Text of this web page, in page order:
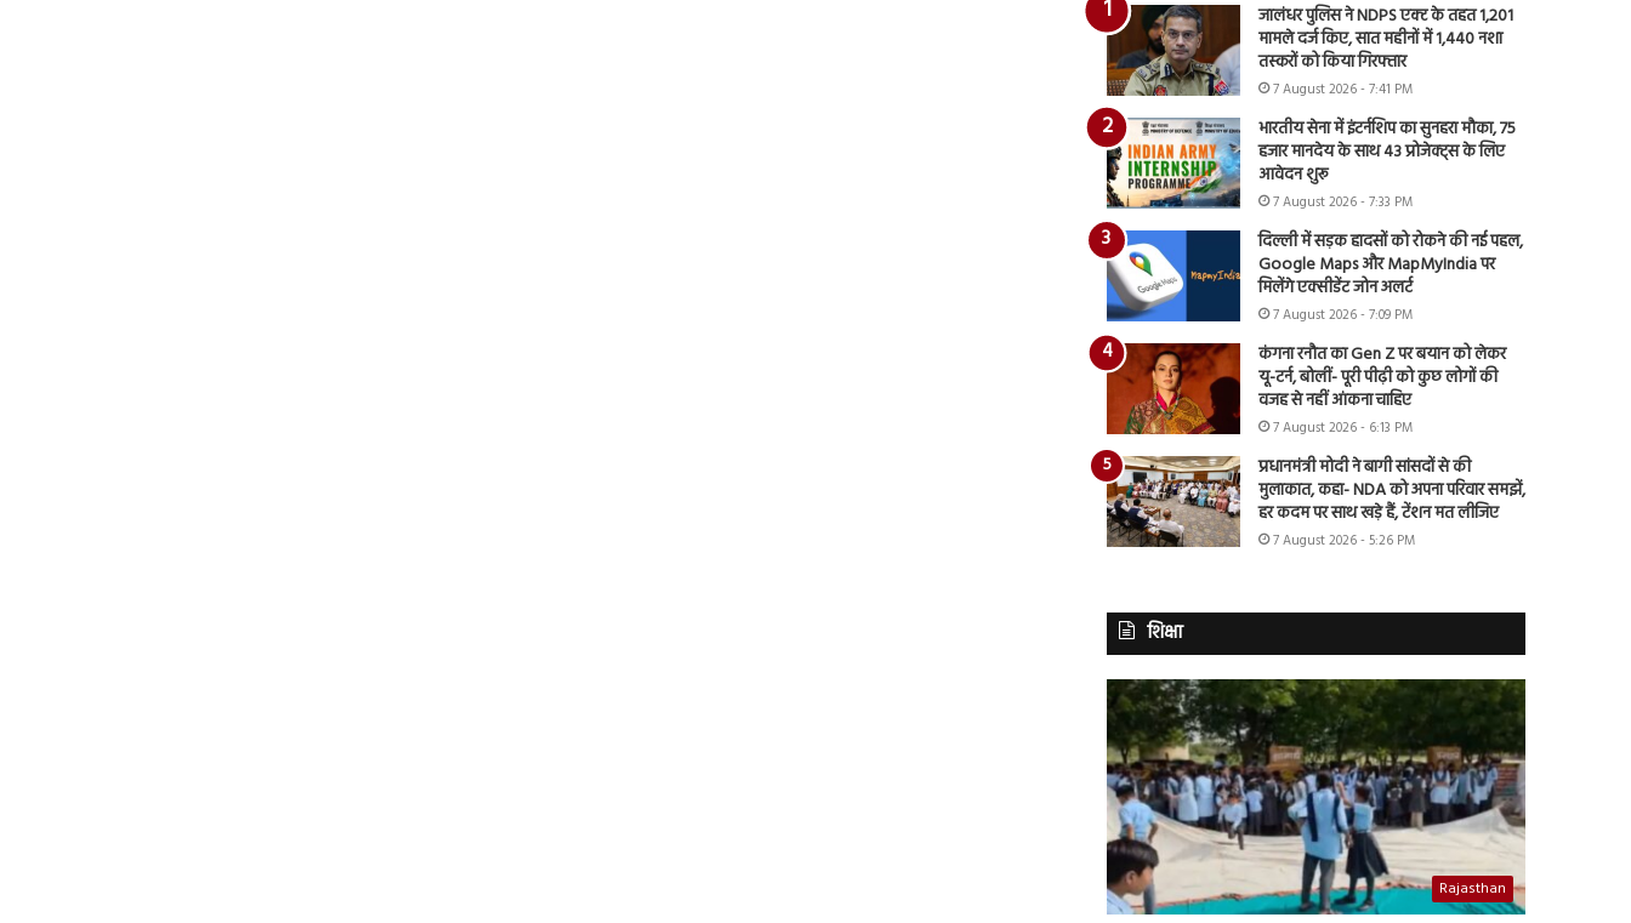
जालंधर पुलिस ने NDPS एक्ट के तहत 1,201
मामले दर्ज किए, सात महीनों में 1,440 नशा
तस्करों को किया गिरफ्तार
7 August 2026 - 7:41 PM
भारतीय सेना में इंटर्नशिप का सुनहरा मौका, 75
हजार मानदेय के साथ 43 प्रोजेक्ट्स के लिए
आवेदन शुरू
7 August 2026 - 7:33 PM
दिल्ली में सड़क हादसों को रोकने की नई पहल,
Google Maps और MapMyIndia पर
मिलेंगे एक्सीडेंट जोन अलर्ट
7 August 2026 - 7:09 PM
कंगना रनौत का Gen Z पर बयान को लेकर
यू-टर्न, बोलीं- पूरी पीढ़ी को कुछ लोगों की
वजह से नहीं आंकना चाहिए
7 August 2026 - 6:13 PM
प्रधानमंत्री मोदी ने बागी सांसदों से की
मुलाकात, कहा- NDA को अपना परिवार समझें,
हर कदम पर साथ खड़े हैं, टेंशन मत लीजिए
7 August 2026 - 5:26 PM
शिक्षा
Rajasthan